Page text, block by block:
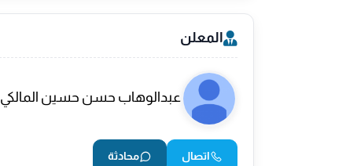
المعلن
عبدالوهاب حسن حسين المالكي
اتصال محادثة